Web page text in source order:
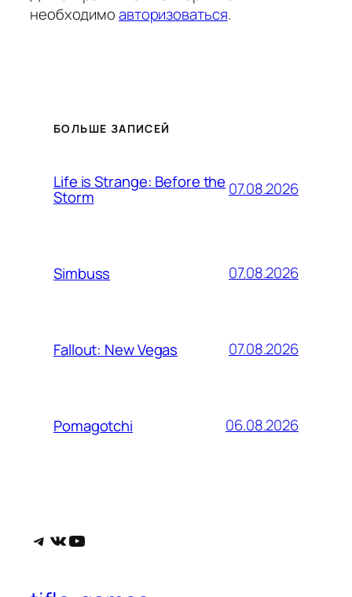
необходимоавторизоваться.
БОЛЬШЕ ЗАПИСЕЙ
Life is Strange: Before the
Storm 07.08.2026
Simbuss 07.08.2026
Fallout: New Vegas 07.08.2026
Pomagotchi 06.08.2026
Telegram
ВКонтакте
YouTube